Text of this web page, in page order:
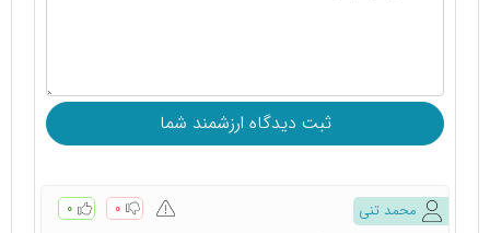
محمد تنی ۰ ۰